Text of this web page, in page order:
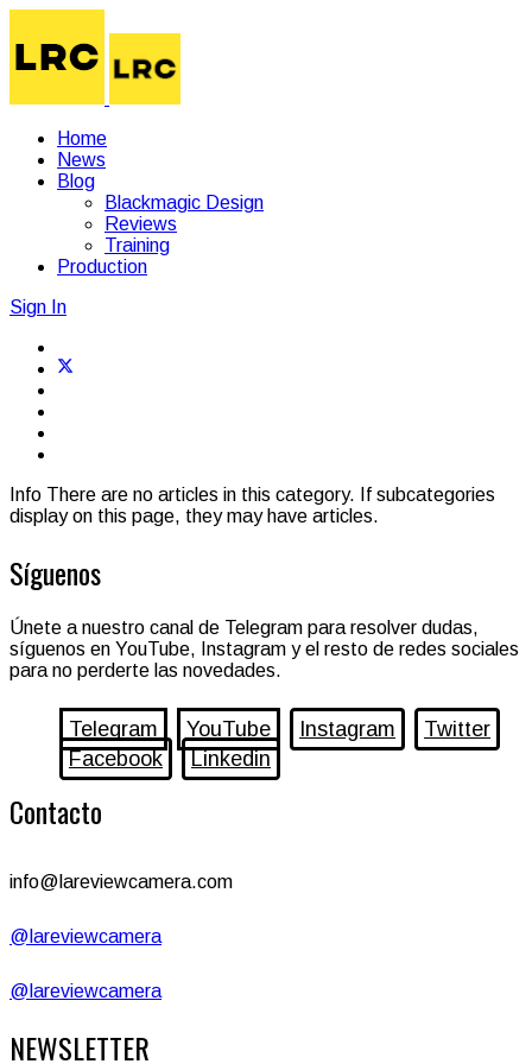
Home
News
Blog
Blackmagic Design
Reviews
Training
Production
Sign In
Info There are no articles in this category. If subcategories
display on this page, they may have articles.
Síguenos
Únete a nuestro canal de Telegram para resolver dudas,
síguenos en YouTube, Instagram y el resto de redes sociales
para no perderte las novedades.
Telegram YouTube Instagram
Twitter
Facebook
Linkedin
Contacto
info@lareviewcamera.com
@lareviewcamera
@lareviewcamera
NEWSLETTER